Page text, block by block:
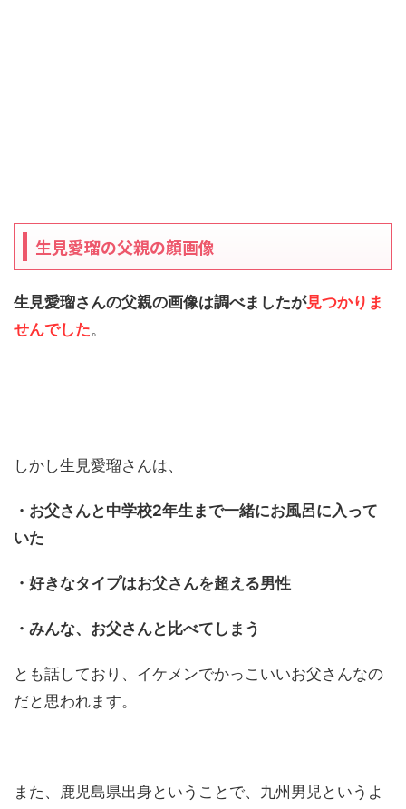
生見愛瑠の父親の顔画像
生見愛瑠さんの父親の画像は調べましたが見つかりま
せんでした。
しかし生見愛瑠さんは、
・お父さんと中学校2年生まで一緒にお風呂に入って
いた
・好きなタイプはお父さんを超える男性
・みんな、お父さんと比べてしまう
とも話しており、イケメンでかっこいいお父さんなの
だと思われます。
また、鹿児島県出身ということで、九州男児というよ